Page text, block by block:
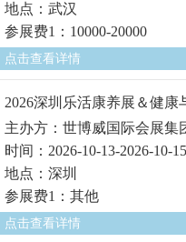
地点：武汉
参展费1：10000-20000
点击查看详情
2026深圳乐活康养展＆健
主办方：世博威国际会展集
时间：2026-10-13-2026-10-15
地点：深圳
参展费1：其他
点击查看详情